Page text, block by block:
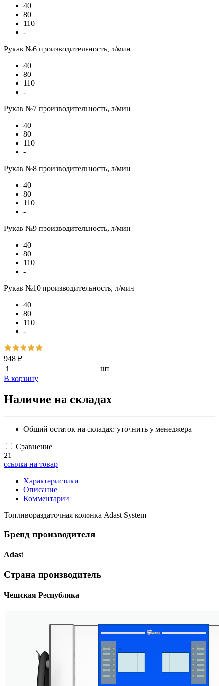
40
80
110
-
Рукав №6 производительность, л/мин
40
80
110
-
Рукав №7 производительность, л/мин
40
80
110
-
Рукав №8 производительность, л/мин
40
80
110
-
Рукав №9 производительность, л/мин
40
80
110
-
Рукав №10 производительность, л/мин
40
80
110
-
948 ₽
шт
В корзину
Наличие на складах
Общий остаток на складах: уточнить у менеджера
Сравнение
21
ссылка на товар
Характеристики
Описание
Комментарии
Топливораздаточная колонка Adast System
Бренд производителя
Adast
Страна производитель
Чешская Республика